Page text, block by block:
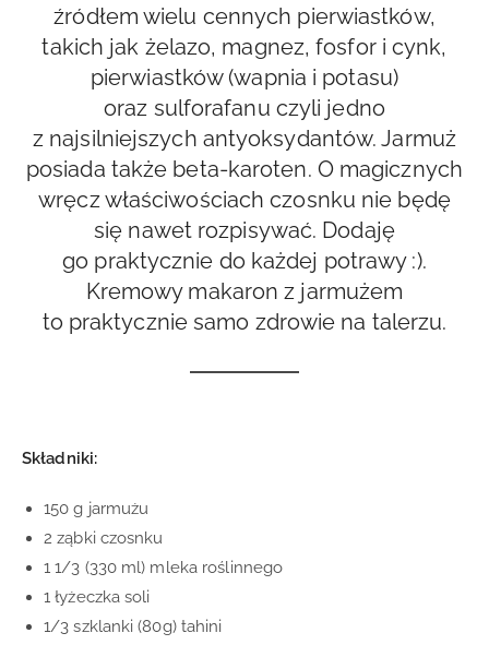
źródłem wielu cennych pierwiastków,
takich jak żelazo, magnez, fosfor i cynk,
pierwiastków (wapnia i potasu)
oraz sulforafanu czyli jedno
z najsilniejszych antyoksydantów. Jarmuż
posiada także beta-karoten. O magicznych
wręcz właściwościach czosnku nie będę
się nawet rozpisywać. Dodaję
go praktycznie do każdej potrawy :).
Kremowy makaron z jarmużem
to praktycznie samo zdrowie na talerzu.
Składniki:
150 g jarmużu
2 ząbki czosnku
1 1/3 (330 ml) mleka roślinnego
1 łyżeczka soli
1/3 szklanki (80g) tahini